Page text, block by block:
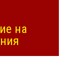
на